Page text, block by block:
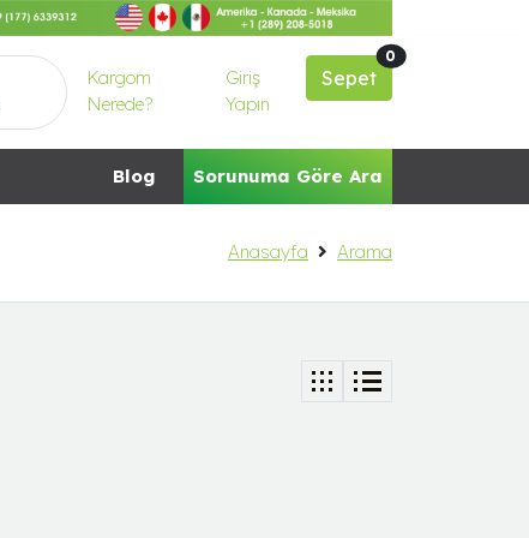
Kargom
Nerede?
Giriş
Yapın
Sepet
0
Blog Sorunuma Göre Ara
Anasayfa Arama